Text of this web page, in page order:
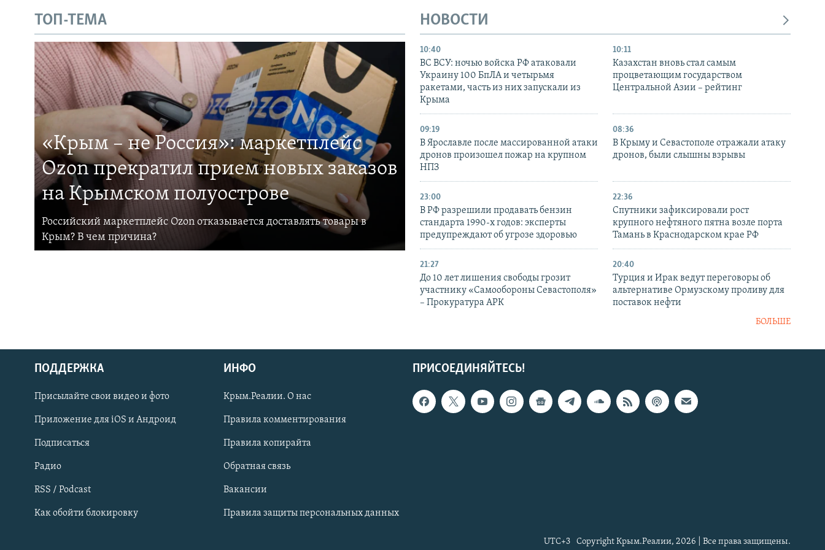
Українською
Qırımtatar
ПРИСОЕДИНЯЙТЕСЬ!
ТОП-ТЕМА
«Крым – не Россия»: маркетплейс
Ozon прекратил прием новых заказов
на Крымском полуострове
Российский маркетплейс Ozon отказывается доставлять товары в
Крым? В чем причина?
НОВОСТИ
10:40
ВС ВСУ: ночью войска РФ атаковали
Украину 100 БпЛА и четырьмя
ракетами, часть из них запускали из
Крыма
10:11
Казахстан вновь стал самым
процветающим государством
Центральной Азии – рейтинг
09:19
В Ярославле после массированной атаки
дронов произошел пожар на крупном
НПЗ
08:36
В Крыму и Севастополе отражали атаку
дронов, были слышны взрывы
23:00
В РФ разрешили продавать бензин
стандарта 1990-х годов: эксперты
предупреждают об угрозе здоровью
22:36
Спутники зафиксировали рост
крупного нефтяного пятна возле порта
Тамань в Краснодарском крае РФ
21:27
До 10 лет лишения свободы грозит
участнику «Самообороны Севастополя»
– Прокуратура АРК
20:40
Турция и Ирак ведут переговоры об
альтернативе Ормузскому проливу для
поставок нефти
БОЛЬШЕ
ПРИСОЕДИНЯЙТЕСЬ!
ПОДДЕРЖКА
Присылайте свои видео и фото
Приложение для iOS и Андроид
Подписаться
Радио
RSS / Podcast
Как обойти блокировку
ИНФО
Крым.Реалии. О нас
Правила комментирования
Правила копирайта
Обратная связь
Вакансии
Правила защиты персональных данных
Copyright Крым.Реалии, 2026 | Все права защищены.
UTC+3